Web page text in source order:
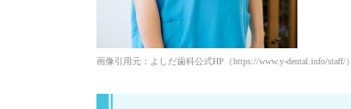
画像引用元：よしだ歯科公式HP（https://www.y-dental.info/staff/）